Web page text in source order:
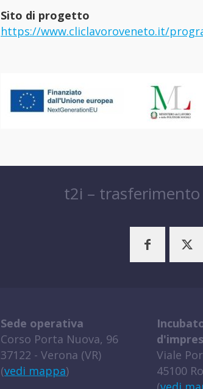
Sito di progetto
https://www.cliclavoroveneto.it/
t2i –
Sede operativa
Corso Porta Nuova, 96
37122 - Verona (VR)
(vedi mappa)
Viale
45100